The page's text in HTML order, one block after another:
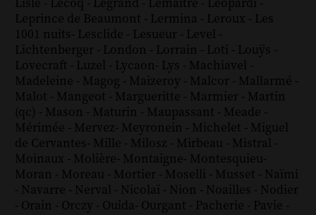
Lisle - Lecoq - Legrand - Lemaître - Leopardi -
Leprince de Beaumont - Lermina - Leroux - Les
1001 nuits- Lesclide - Lesueur - Level -
Lichtenberger - London - Lorrain - Loti - Louÿs -
Lovecraft - Luzel - Lycaon- Lys - Machiavel -
Madeleine - Magog - Maizeroy - Malcor - Mallarmé -
Malot - Mangeot - Margueritte - Marmier - Martin
(qc) - Mason - Maturin - Maupassant - Meade -
Mérimée - Mervez- Meyronein - Michelet - Miguel
de Cervantes- Mille - Milosz - Mirbeau - Mistral -
Moinaux - Molière- Montaigne- Montesquieu-
Moran - Moreau - Mortier - Moselli - Musset - Naïmi
- Navarre - Nerval - Nicolaï - Nion - Noailles - Nodier
- Orain - Orczy - Ouida- Ourgant - Pacherie - Pavie -